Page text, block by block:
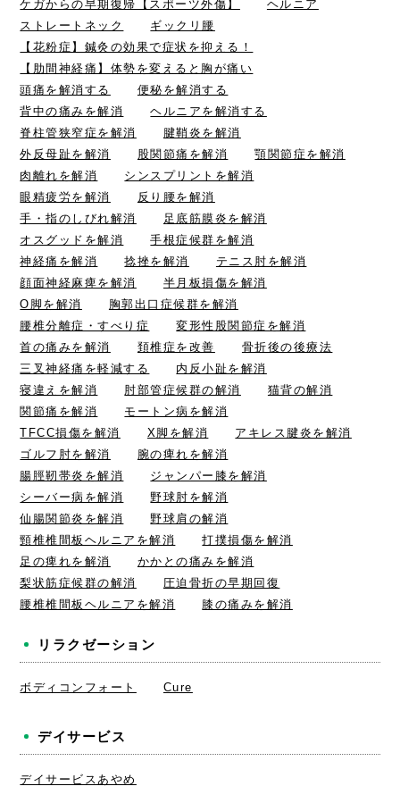
ケガからの早期復帰【スポーツ外傷】
ヘルニア
ストレートネック
ギックリ腰
【花粉症】鍼灸の効果で症状を抑える！
【肋間神経痛】体勢を変えると胸が痛い
頭痛を解消する
便秘を解消する
背中の痛みを解消
ヘルニアを解消する
脊柱管狭窄症を解消
腱鞘炎を解消
外反母趾を解消
股関節痛を解消
顎関節症を解消
肉離れを解消
シンスプリントを解消
眼精疲労を解消
反り腰を解消
手・指のしびれ解消
足底筋膜炎を解消
オスグッドを解消
手根症候群を解消
神経痛を解消
捻挫を解消
テニス肘を解消
顔面神経麻痺を解消
半月板損傷を解消
O脚を解消
胸郭出口症候群を解消
腰椎分離症・すべり症
変形性股関節症を解消
首の痛みを解消
頚椎症を改善
骨折後の後療法
三叉神経痛を軽減する
内反小趾を解消
寝違えを解消
肘部管症候群の解消
猫背の解消
関節痛を解消
モートン病を解消
TFCC損傷を解消
X脚を解消
アキレス腱炎を解消
ゴルフ肘を解消
腕の痺れを解消
腸脛靭帯炎を解消
ジャンパー膝を解消
シーバー病を解消
野球肘を解消
仙腸関節炎を解消
野球肩の解消
頸椎椎間板ヘルニアを解消
打撲損傷を解消
足の痺れを解消
かかとの痛みを解消
梨状筋症候群の解消
圧迫骨折の早期回復
腰椎椎間板ヘルニアを解消
膝の痛みを解消
リラクゼーション
ボディコンフォート Cure
デイサービス
デイサービスあやめ